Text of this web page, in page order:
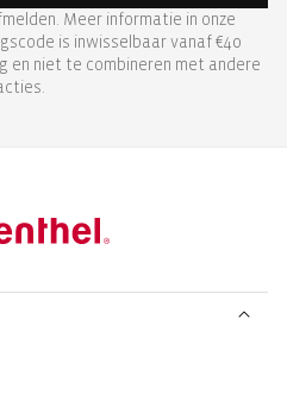
Meer informatie in onze
is inwisselbaar vanaf €40
en niet te combineren met andere